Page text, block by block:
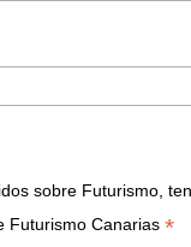
sobre Futurismo,
Futurismo Canarias *